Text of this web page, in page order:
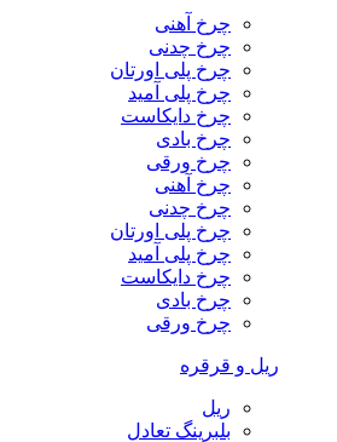
چرخ آهنی
چرخ چدنی
چرخ پلی اورتان
چرخ پلی آمید
چرخ دایکاست
چرخ بادی
چرخ ورقی
چرخ آهنی
چرخ چدنی
چرخ پلی اورتان
چرخ پلی آمید
چرخ دایکاست
چرخ بادی
چرخ ورقی
ریل و قرقره
ریل
بلبرینگ تعادل